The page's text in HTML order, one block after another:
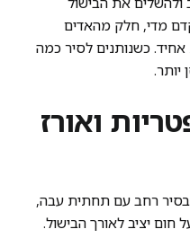
מדי, חלק מהאדים
כשנותנים לסיר כמה
ואורז
רחב עם תחתית עבה,
חום יציב לאורך הבישול.